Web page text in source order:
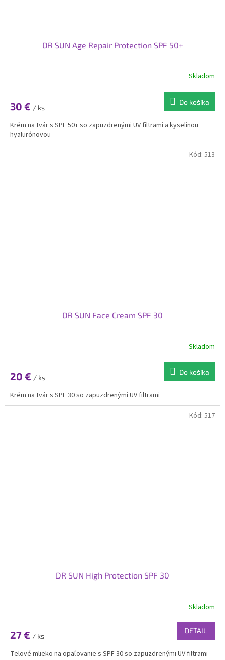
DR SUN Age Repair Protection SPF 50+
Skladom
30 € / ks
Do košíka
Krém na tvár s SPF 50+ so zapuzdrenými UV filtrami a kyselinou
hyalurónovou
DR SUN Face Cream SPF 30
Skladom
20 € / ks
Do košíka
Krém na tvár s SPF 30 so zapuzdrenými UV filtrami
Kód: 513
DR SUN High Protection SPF 30
Skladom
27 € / ks
DETAIL
Telové mlieko na opaľovanie s SPF 30 so zapuzdrenými UV filtrami
Kód: 517